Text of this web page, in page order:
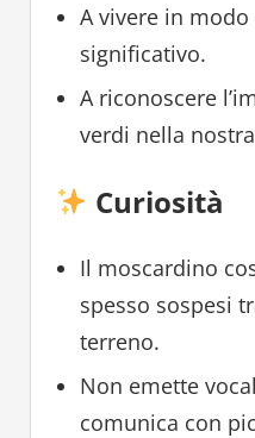
A vivere in
significativo.
A riconoscere
verdi nella
Curiosità
Il moscardino
spesso sospesi
terreno.
Non emette
comunica con